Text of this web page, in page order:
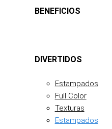
BENEFICIOS
DIVERTIDOS
Estampados
Full Color
Texturas
Estampados